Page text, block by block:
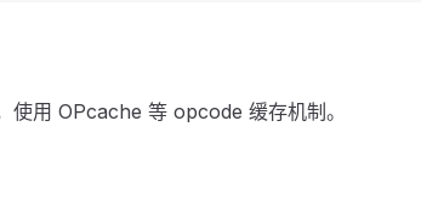
使用 OPcache 等 opcode 缓存机制。